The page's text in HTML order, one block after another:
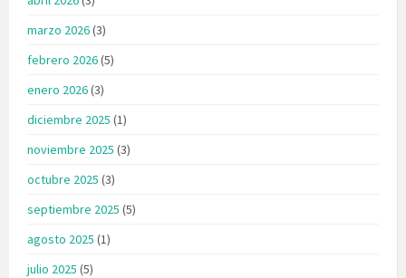
marzo 2026(3)
febrero 2026(5)
enero 2026(3)
diciembre 2025 (1)
noviembre 2025 (3)
octubre 2025 (3)
septiembre 2025 (5)
agosto 2025 (1)
julio 2025 (5)